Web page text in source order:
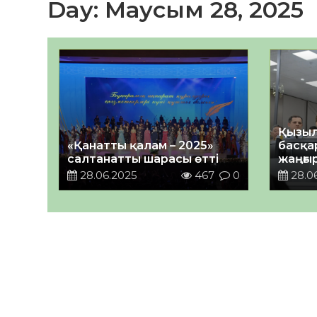
Day: Маусым 28, 2025
«Қанатты қалам – 2025»
салтанатты шарасы өтті
28.06.2025
467 0